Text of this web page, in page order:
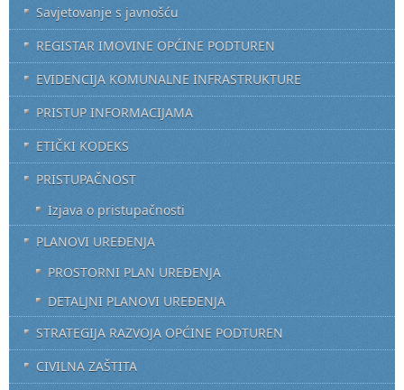
Savjetovanje s javnošću
REGISTAR IMOVINE OPĆINE PODTUREN
EVIDENCIJA KOMUNALNE INFRASTRUKTURE
PRISTUP INFORMACIJAMA
ETIČKI KODEKS
PRISTUPAČNOST
Izjava o pristupačnosti
PLANOVI UREĐENJA
PROSTORNI PLAN UREĐENJA
DETALJNI PLANOVI UREĐENJA
STRATEGIJA RAZVOJA OPĆINE PODTUREN
CIVILNA ZAŠTITA